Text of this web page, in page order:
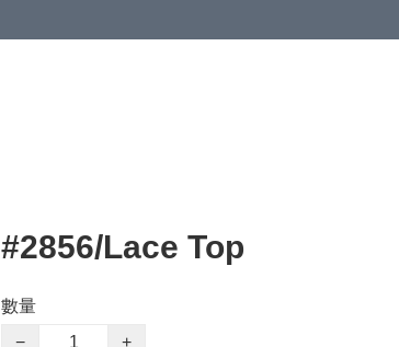
#2856/Lace Top
數量
−
+